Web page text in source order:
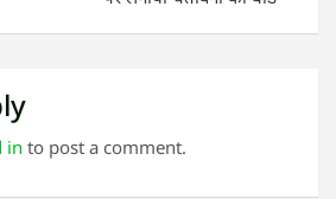
in to post a comment.